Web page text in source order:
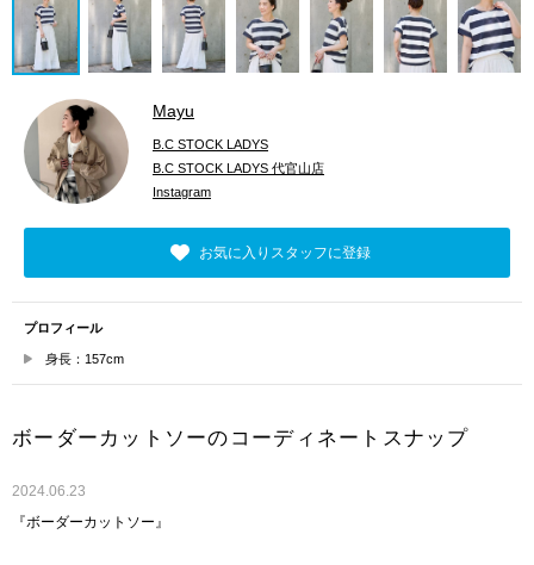
Mayu
B.C STOCK LADYS
B.C STOCK LADYS 代官山店
Instagram
お気に入りスタッフに登録
プロフィール
身長：157cm
ボーダーカットソーのコーディネートスナップ
2024.06.23
『ボーダーカットソー』